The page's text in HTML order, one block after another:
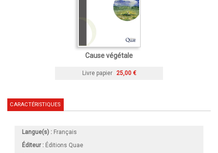
Cause végétale
Livre papier 25,00 €
CARACTÉRISTIQUES
Langue(s) : Français
Éditeur : Éditions Quae